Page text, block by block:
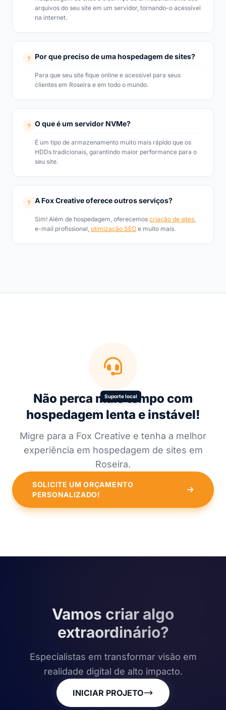
arquivos do seu site em um servidor, tornando-o acessível
na internet.
Por que preciso de uma hospedagem de sites?
Para que seu site fique online e acessível para seus
clientes em Roseira e em todo o mundo.
O que é um servidor NVMe?
É um tipo de armazenamento muito mais rápido que os
HDDs tradicionais, garantindo maior performance para o
seu site.
A Fox Creative oferece outros serviços?
Sim! Além de hospedagem, oferecemos criação de sites
e-mail profissional, otimização SEO e muito mais.
Suporte local
Não perca mais tempo com
hospedagem lenta e instável!
Migre para a Fox Creative e tenha a melhor
experiência em hospedagem de sites em
Roseira.
SOLICITE UM ORÇAMENTO
PERSONALIZADO!
Vamos criar algo
extraordinário?
Especialistas em transformar visão em
realidade digital de alto impacto.
INICIAR PROJETO